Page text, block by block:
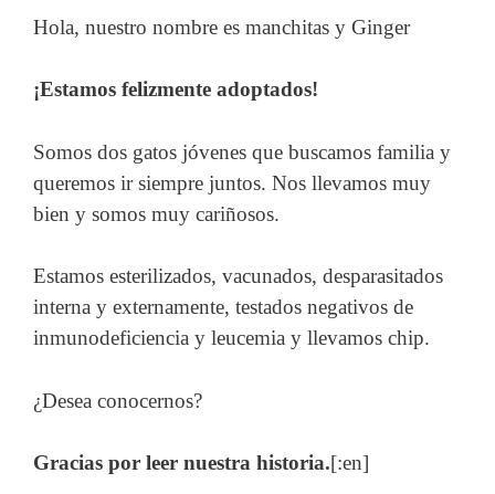
Hola, nuestro nombre es manchitas y Ginger
¡Estamos felizmente adoptados!
Somos dos gatos jóvenes que buscamos familia y
queremos ir siempre juntos. Nos llevamos muy
bien y somos muy cariñosos.
Estamos esterilizados, vacunados, desparasitados
interna y externamente, testados negativos de
inmunodeficiencia y leucemia y llevamos chip.
¿Desea conocernos?
Gracias por leer nuestra historia.[:en]